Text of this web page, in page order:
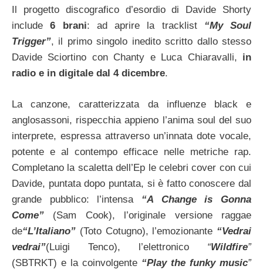
Il progetto discografico d’esordio di Davide Shorty
include6 brani: ad aprire la tracklist “My Soul
Trigger”, il primo singolo inedito scritto dallo stesso
Davide Sciortino con Chanty e Luca Chiaravalli, in
radio e in digitale dal 4 dicembre.
La canzone, caratterizzata da influenze black e
anglosassoni, rispecchia appieno l’anima soul del suo
interprete, espressa attraverso un’innata dote vocale,
potente e al contempo efficace nelle metriche rap.
Completano la scaletta dell’Ep le celebri cover con cui
Davide, puntata dopo puntata, si è fatto conoscere dal
grande pubblico: l’intensa
“A Change is Gonna
Come” (Sam Cook), l’originale versione raggae
de“L’Italiano” (Toto Cotugno), l’emozionante “Vedrai
vedrai”(Luigi Tenco), l’elettronico “Wildfire”
(SBTRKT) e la coinvolgente “Play the funky music”